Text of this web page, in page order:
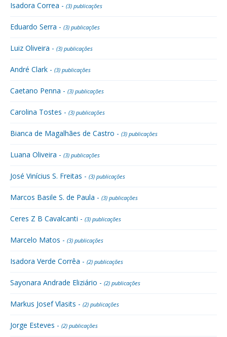
Isadora Correa - (3) publicações
Eduardo Serra - (3) publicações
Luiz Oliveira - (3) publicações
André Clark - (3) publicações
Caetano Penna - (3) publicações
Carolina Tostes - (3) publicações
Bianca de Magalhães de Castro - (3) publicações
Luana Oliveira - (3) publicações
José Vinícius S. Freitas - (3) publicações
Marcos Basile S. de Paula - (3) publicações
Ceres Z B Cavalcanti - (3) publicações
Marcelo Matos - (3) publicações
Isadora Verde Corrêa - (2) publicações
Sayonara Andrade Eliziário - (2) publicações
Markus Josef Vlasits - (2) publicações
Jorge Esteves - (2) publicações